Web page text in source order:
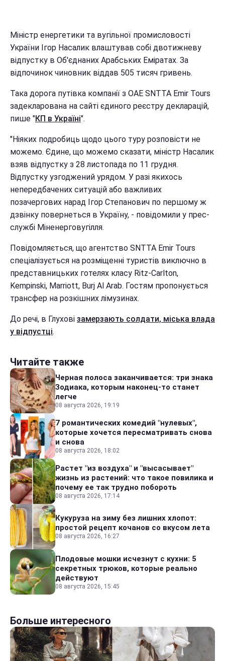
Міністр енергетики та вугільної промисловості
України Ігор Насалик влаштував собі двотижневу
відпустку в Об'єднаних Арабських Еміратах. За
відпочинок чиновник віддав 505 тисяч гривень.
Така дорога путівка компанії з ОАЕ SNTTA Emir Tours
задекларована на сайті єдиного реєстру декларацій,
пише "КП в Україні".
"Ніяких подробиць щодо цього туру розповісти не
можемо. Єдине, що можемо сказати, міністр Насалик
взяв відпустку з 28 листопада по 11 грудня.
Відпустку узгоджений урядом. У разі якихось
непередбачених ситуацій або важливих
позачергових нарад Ігор Степанович по першому ж
дзвінку повернеться в Україну, - повідомили у прес-
службі Міненерговугілля.
Повідомляється, що агентство SNTTA Emir Tours
спеціалізується на розміщенні туристів виключно в
представницьких готелях класу Ritz-Carlton,
Kempinski, Marriott, Burj Al Arab. Гостям пропонується
трансфер на розкішних лімузинах.
До речі, в Глухові замерзають солдати, міська влада
у відпустці.
Читайте также
Черная полоса заканчивается: три знака
Зодиака, которым наконец-то станет
легче
08 августа 2026, 19:19
7 романтических комедий "нулевых",
которые хочется пересматривать снова
и снова
08 августа 2026, 18:02
Растет "из воздуха" и "высасывает"
жизнь из растений: что такое повилика и
почему ее так трудно побороть
08 августа 2026, 17:14
Кукуруза на зиму без лишних хлопот:
простой рецепт кочанов со вкусом лета
08 августа 2026, 16:27
Плодовые мошки исчезнут с кухни: 5
секретных трюков, которые реально
действуют
08 августа 2026, 15:45
Больше интересного